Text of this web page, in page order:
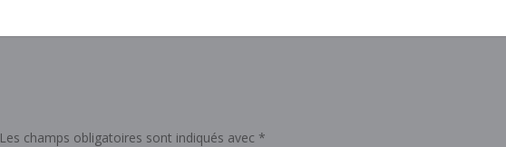
Les champs obligatoires sont indiqués avec *